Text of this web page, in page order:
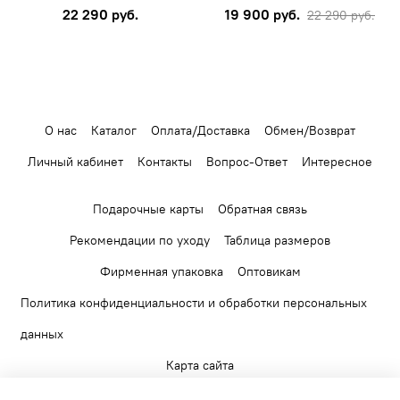
22 290 руб. 19 900 руб. 22 290 руб.
О нас Каталог Оплата/Доставка
Обмен/Возврат
Личный кабинет
Контакты Вопрос-Ответ Интересное
Подарочные карты
Обратная связь
Рекомендации по уходу
Таблица размеров
Фирменная упаковка
Оптовикам
Политика конфиденциальности и обработки персональных
данных
Карта сайта